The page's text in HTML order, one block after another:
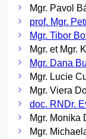
Mgr. Pavol
prof. Mgr.
Mgr. Tibor
Mgr. et Mgr.
Mgr. Dana
Mgr. Lucie
Mgr. Viera
doc. RNDr.
Mgr. Monika
Mgr.